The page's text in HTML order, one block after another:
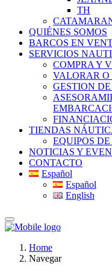
TH
QUIÉNES SOMOS
BARCOS EN
SERVICIOS
COMPRA Y
VALORAR
GESTION
TIENDAS
EQUIPOS
NOTICIAS Y
CONTACTO
Español
Español
English
Home
Navegar